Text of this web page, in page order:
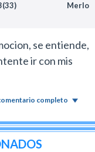
Merlo
se entiende,
ir con mis
completo